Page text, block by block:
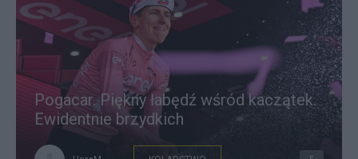
Pogacar. Piękny łabędź wśród kaczątek.
Ewidentnie brzydkich